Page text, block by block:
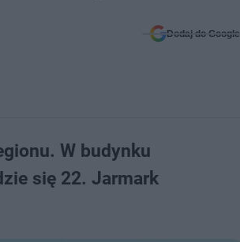
Dodaj do Google
W budynku
się 22. Jarmark